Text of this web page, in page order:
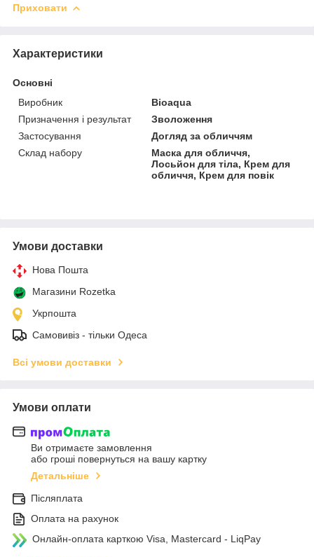
Приховати
Характеристики
Основні
Виробник
Bioaqua
Призначення і результат
Зволоження
Застосування
Догляд за обличчям
Склад набору
Маска для обличчя,
Лосьйон для тіла, Крем для
обличчя, Крем для повік
Умови доставки
Нова Пошта
Магазини Rozetka
Укрпошта
Самовивіз - тільки Одеса
Всі умови доставки
Умови оплати
Ви отримаєте замовлення
або гроші повернуться на вашу картку
Детальніше
Післяплата
Оплата на рахунок
Онлайн-оплата карткою Visa, Mastercard - LiqPay